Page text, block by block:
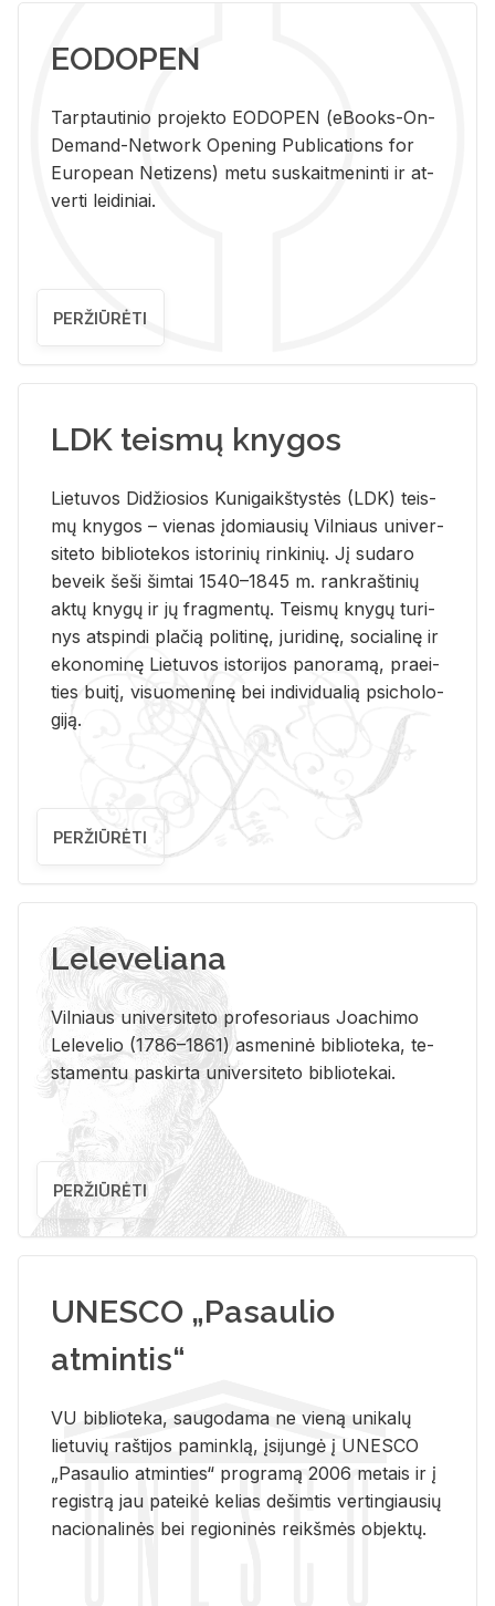
EODOPEN
Tarp­tau­ti­nio pro­jek­to EO­DO­PEN (eBo­oks-On-
De­mand-Ne­twork Ope­ning Pub­li­ca­tions for
Eu­ro­pe­an Ne­ti­zens) metu su­skait­me­nin­ti ir at­
ver­ti lei­di­niai.
PERŽIŪRĖTI
LDK teismų knygos
Lie­tu­vos Di­džio­sios Ku­ni­gaikš­tys­tės (LDK) teis­
mų kny­gos – vie­nas įdo­miau­sių Vil­niaus uni­ver­
si­te­to bi­b­lio­te­kos is­to­ri­nių rin­ki­nių. Jį su­da­ro
be­veik šeši šim­tai 1540–1845 m. rank­raš­ti­nių
aktų kny­gų ir jų frag­men­tų. Teis­mų kny­gų tu­ri­
nys at­spin­di pla­čią po­li­ti­nę, ju­ri­di­nę, so­cia­li­nę ir
eko­no­mi­nę Lie­tu­vos is­to­ri­jos pa­no­ra­mą, pra­ei­
ties bui­tį, vi­suo­me­ni­nę bei in­di­vi­dua­lią psi­cho­lo­
gi­ją.
PERŽIŪRĖTI
Leleveliana
Vil­niaus uni­ver­si­te­to pro­fe­so­riaus Jo­a­chi­mo
Le­le­ve­lio (1786–1861) as­me­ni­nė bi­b­lio­te­ka, te­
sta­men­tu pa­skir­ta uni­ver­si­te­to bi­b­lio­te­kai.
PERŽIŪRĖTI
UNESCO „Pasaulio
atmintis“
VU biblioteka, saugodama ne vieną unikalų
lietuvių raštijos paminklą, įsijungė į UNESCO
„Pasaulio atminties“ programą 2006 metais ir į
registrą jau pateikė kelias dešimtis vertingiausių
nacionalinės bei regioninės reikšmės objektų.